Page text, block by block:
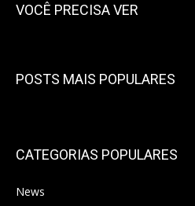
VOCÊ PRECISA VER
POSTS MAIS POPULARES
CATEGORIAS POPULARES
News